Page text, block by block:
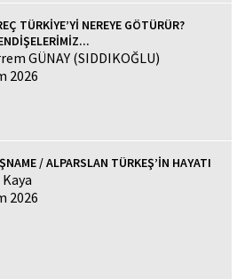
TÜRKİYE’Yİ NEREYE GÖTÜRÜR?
GÜNAY (SIDDIKOĞLU)
2026
/ ALPARSLAN TÜRKEŞ’İN HAYATI
2026